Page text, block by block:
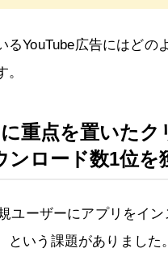
るYouTube広告にはど
重点を置いた
ンロード数1位を
ユーザーにアプリをイ
という課題がありました。